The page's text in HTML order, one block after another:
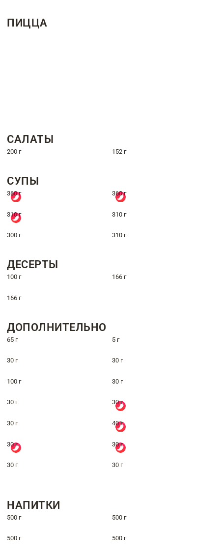
ПИЦЦА
САЛАТЫ
200 г 152 г
СУПЫ
360 г 360 г
310 г 310 г
300 г 310 г
ДЕСЕРТЫ
100 г 166 г
166 г
ДОПОЛНИТЕЛЬНО
65 г 5 г
30 г 30 г
100 г 30 г
30 г 30 г
30 г 40 г
30 г 30 г
30 г 30 г
НАПИТКИ
500 г 500 г
500 г 500 г